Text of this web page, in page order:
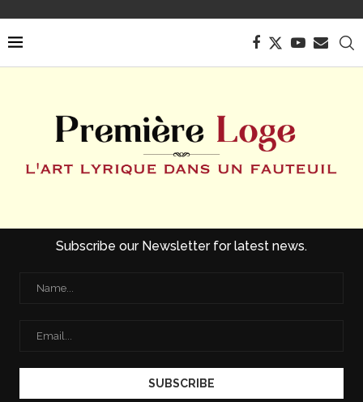
Subscribe our Newsletter for latest news.